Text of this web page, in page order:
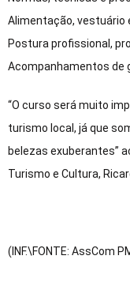
Alimentação, vestuário
Postura profissional,
Acompanhamentos de
“O curso será muito
turismo local, já que
belezas exuberantes”
Turismo e Cultura,
(INF.\FONTE: AssCom